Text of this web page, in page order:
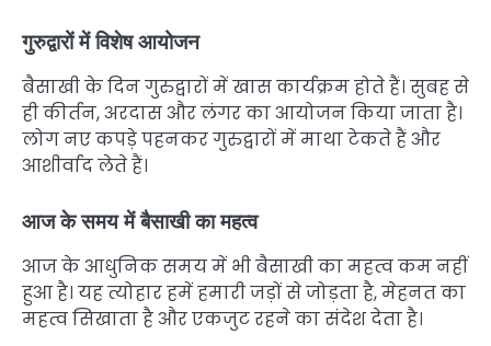
गुरुद्वारों में विशेष आयोजन
बैसाखी के दिन गुरुद्वारों में खास कार्यक्रम होते हैं। सुबह से
ही कीर्तन, अरदास और लंगर का आयोजन किया जाता है।
लोग नए कपड़े पहनकर गुरुद्वारों में माथा टेकते हैं और
आशीर्वाद लेते हैं।
आज के समय में बैसाखी का महत्व
आज के आधुनिक समय में भी बैसाखी का महत्व कम नहीं
हुआ है। यह त्योहार हमें हमारी जड़ों से जोड़ता है, मेहनत का
महत्व सिखाता है और एकजुट रहने का संदेश देता है।